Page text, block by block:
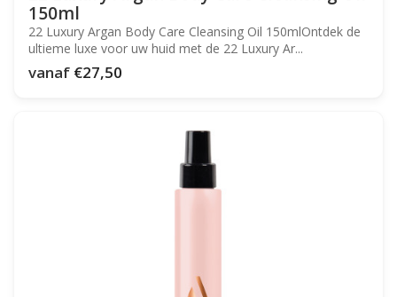
150ml
22 Luxury Argan Body Care Cleansing Oil 150mlOntdek de
ultieme luxe voor uw huid met de 22 Luxury Ar...
vanaf €27,50